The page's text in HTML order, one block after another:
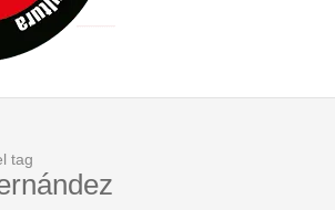
«NO TENGO PUTOS SUEÑOS»
tag